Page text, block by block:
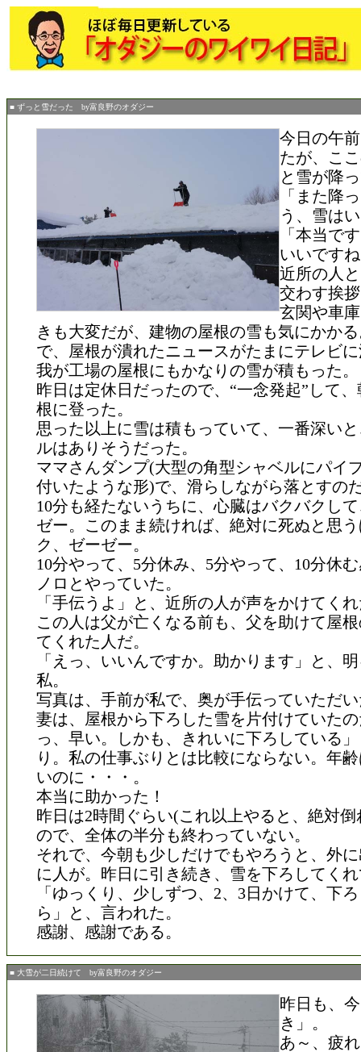
■ ずっと雪だった by富良野のオダジー
今日の午
たが、こ
と雪が降
「また降
う、雪は
「本当で
いいです
近所の人
交わす挨
玄関や車
きも大変だが、建物の屋根の雪も気にかか
で、屋根が潰れたニュースがたまにテレビ
我が工場の屋根にもかなりの雪が積もった。
昨日は定休日だったので、“一念発起”して
根に登った。
思った以上に雪は積もっていて、一番深い
ルはありそうだった。
ママさんダンプ(大型の角型シャベルにパイ
付いたような形)で、滑らしながら落とすの
10分も経たないうちに、心臓はバクバクし
ゼー。このまま続ければ、絶対に死ぬと思
ク、ゼーゼー。
10分やって、5分休み、5分やって、10分休
ノロとやっていた。
「手伝うよ」と、近所の人が声をかけてく
この人は父が亡くなる前も、父を助けて屋
てくれた人だ。
「えっ、いいんですか。助かります」と、
私。
写真は、手前が私で、奥が手伝っていただ
妻は、屋根から下ろした雪を片付けていた
っ、早い。しかも、きれいに下ろしている
り。私の仕事ぶりとは比較にならない。年
いのに・・・。
本当に助かった！
昨日は2時間ぐらい(これ以上やると、絶対
ので、全体の半分も終わっていない。
それで、今朝も少しだけでもやろうと、外
に人が。昨日に引き続き、雪を下ろしてく
「ゆっくり、少しずつ、2、3日かけて、下
ら」と、言われた。
感謝、感謝である。
■ 大雪が二日続けて by富良野のオダジー
昨日も、
き」。
あ～、疲